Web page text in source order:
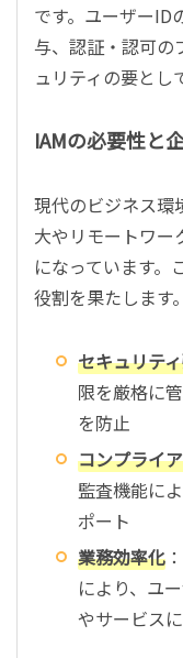
です。ユーザーID
与、認証・認可の
ュリティの要とし
IAMの必要性と
現代のビジネス環
大やリモートワー
になっています。
役割を果たします。
セキュリテ
限を厳格に
を防止
コンプライ
監査機能に
ポート
業務効率化
により、ユ
やサービス